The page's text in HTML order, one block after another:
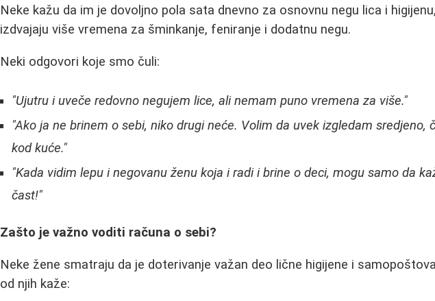
Neke kažu da im je dovoljno pola sata dnevno za osnovnu negu lica i
izdvajaju više vremena za šminkanje, feniranje i dodatnu negu.
Neki odgovori koje smo čuli:
"Ujutru i uveče redovno negujem lice, ali nemam puno vremena za više."
"Ako ja ne brinem o sebi, niko drugi neće. Volim da uvek izgledam sredjeno,
kod kuće."
"Kada vidim lepu i negovanu ženu koja i radi i brine o deci, mogu samo da
čast!"
Zašto je važno voditi računa o sebi?
Neke žene smatraju da je doterivanje važan deo lične higijene i
od njih kaže: